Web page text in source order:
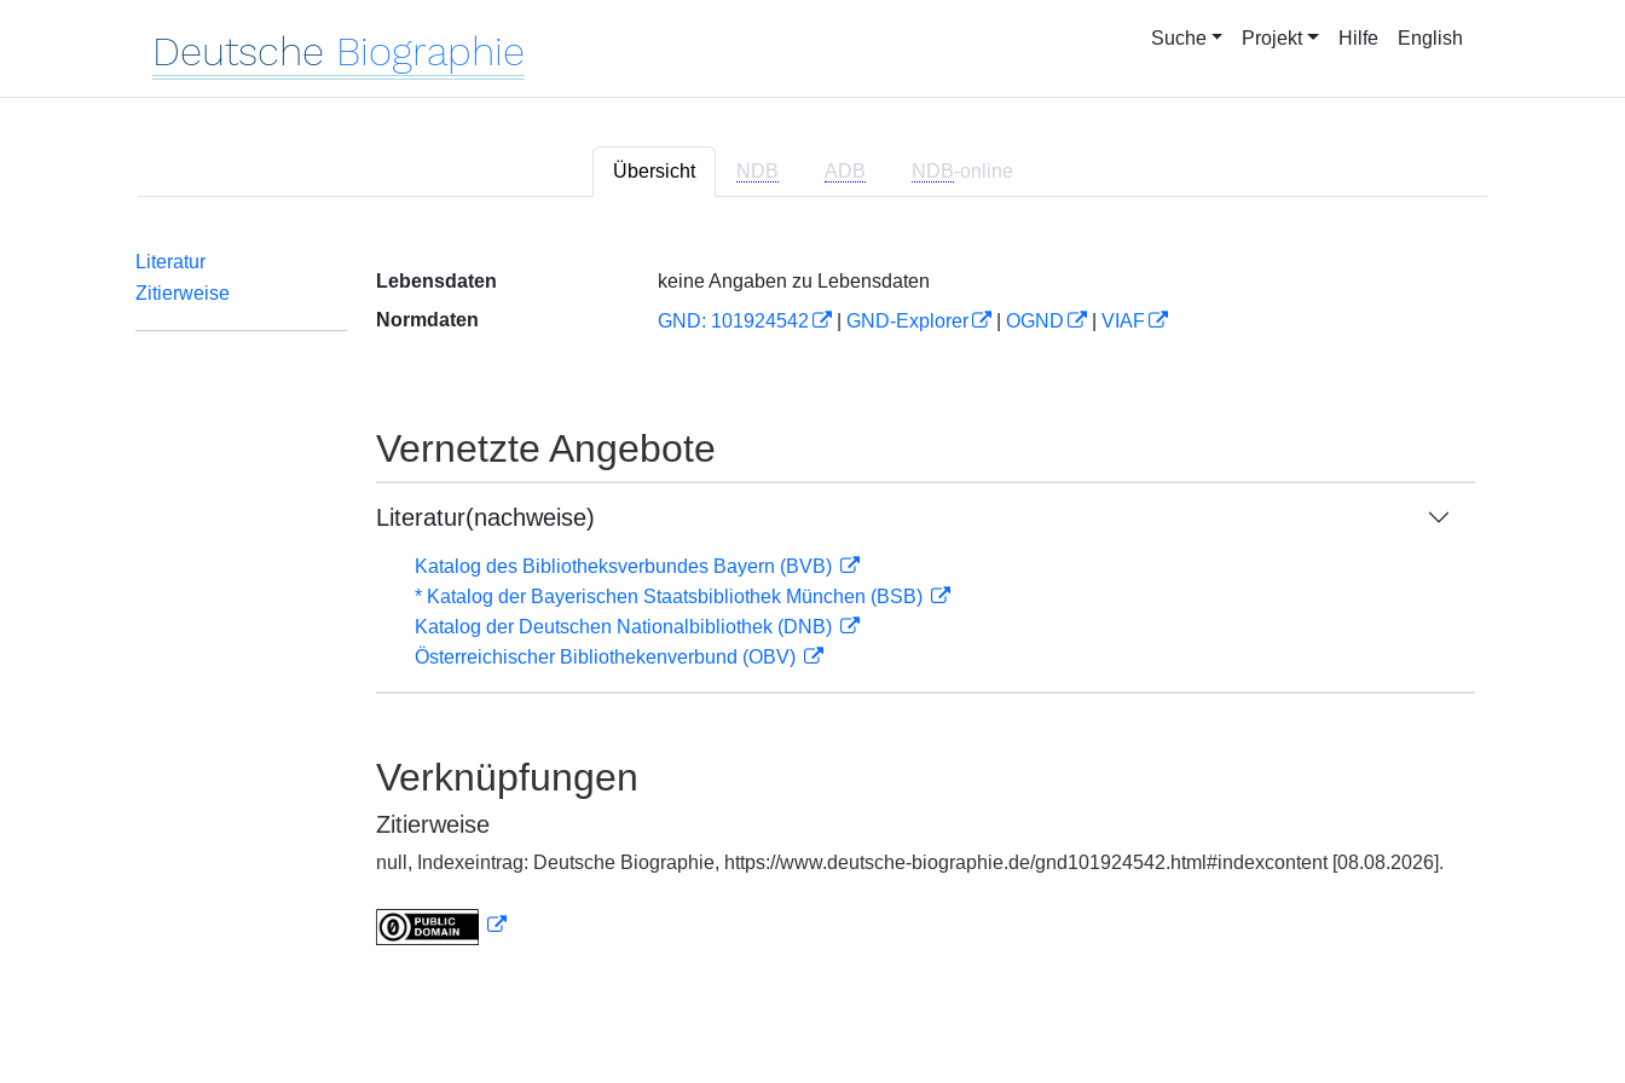
Deutsche Biographie Suche Projekt Hilfe English
Übersicht NDB ADB NDB-online
Literatur
Zitierweise
Lebensdaten
keine Angaben zu Lebensdaten
Normdaten
GND: 101924542 GND-Explorer OGND VIAF
Vernetzte Angebote
Literatur(nachweise)
Katalog des Bibliotheksverbundes Bayern (BVB)
* Katalog der Bayerischen Staatsbibliothek München (BSB)
Katalog der Deutschen Nationalbibliothek (DNB)
Österreichischer Bibliothekenverbund (OBV)
Verknüpfungen
Zitierweise
null, Indexeintrag: Deutsche Biographie, https://www.deutsche-biographie.de/gnd101924542.html#indexcontent [08.08.2026].